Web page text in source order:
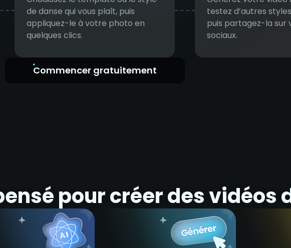
de danse qui vous plaît, puis
appliquez-le à votre photo en
quelques clics.
testez d’autres
puis partagez-la sur
sociaux.
Commencer gratuitement
pour créer des vidéos